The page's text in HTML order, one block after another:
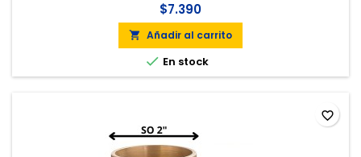
$7.390
 Añadir al carrito
 En stock
favorite_border